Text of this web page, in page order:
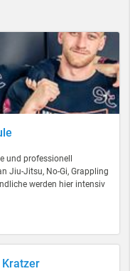
und professionell
Jiu-Jitsu, No-Gi, Grappling
werden hier intensiv
Kratzer